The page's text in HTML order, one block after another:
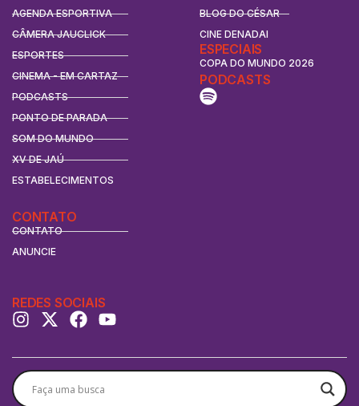
AGENDA ESPORTIVA
CÂMERA JAUCLICK
ESPORTES
CINEMA - EM CARTAZ
PODCASTS
PONTO DE PARADA
SOM DO MUNDO
XV DE JAÚ
ESTABELECIMENTOS
BLOG DO CÉSAR
CINE DENADAI
ESPECIAIS
COPA DO MUNDO 2026
CONTATO
CONTATO
ANUNCIE
PODCASTS
REDES SOCIAIS